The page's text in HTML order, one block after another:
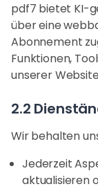
pdf7 bietet KI-
über eine
Abonnement
Funktionen,
unserer
2.2
Wir behalten
Jederzeit
aktualisieren